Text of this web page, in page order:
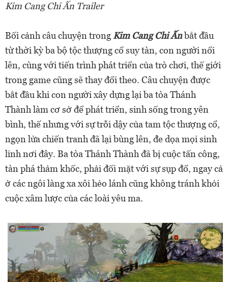
Kim Cang Chi Ấn Trailer
Bối cảnh câu chuyện trong Kim Cang Chi Ấnbắt đầu
từ thời kỳ ba bộ tộc thượng cổ suy tàn, con người nổi
lên, cùng với tiến trình phát triển của trò chơi, thế giới
trong game cũng sẽ thay đổi theo. Câu chuyện được
bắt đầu khi con người xây dựng lại ba tòa Thánh
Thành làm cơ sở để phát triển, sinh sống trong yên
bình, thế nhưng với sự trỗi dậy của tam tộc thượng cổ,
ngọn lửa chiến tranh đã lại bùng lên, đe dọa mọi sinh
linh nơi đây. Ba tòa Thánh Thành đã bị cuộc tấn công,
tàn phá thảm khốc, phải đối mặt với sự sụp đổ, ngay cả
ở các ngôi làng xa xôi hẻo lánh cũng không tránh khỏi
cuộc xâm lược của các loài yêu ma.